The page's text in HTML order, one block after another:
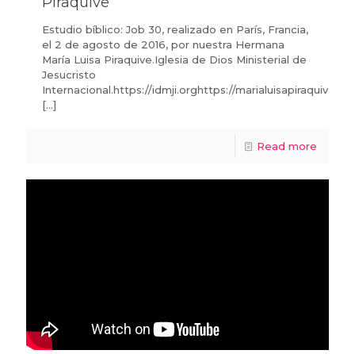
Estudio bíblico: Job 30, realizado en París, Francia,
el 2 de agosto de 2016, por nuestra Hermana
María Luisa Piraquive.Iglesia de Dios Ministerial de
Jesucristo
Internacional.https://idmji.orghttps://
[…]
Read more